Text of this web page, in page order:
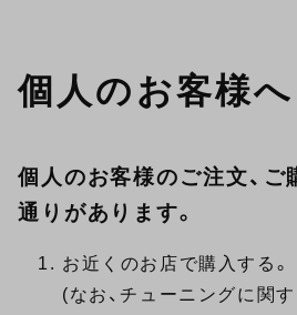
個人のお客様へ
個人のお客様のご注文、ご
通りがあります。
お近くのお店で購入する。
(なお、チューニングに関